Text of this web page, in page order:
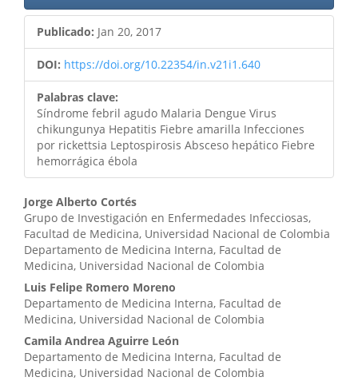
Publicado: Jan 20, 2017
DOI: https://doi.org/10.22354/in.v21i1.640
Palabras clave:
Síndrome febril agudo Malaria Dengue Virus
chikungunya Hepatitis Fiebre amarilla Infecciones
por rickettsia Leptospirosis Absceso hepático Fiebre
hemorrágica ébola
Contenido
principal
del
artículo
Jorge Alberto Cortés
Grupo de Investigación en Enfermedades Infecciosas,
Facultad de Medicina, Universidad Nacional de Colombia
Departamento de Medicina Interna, Facultad de
Medicina, Universidad Nacional de Colombia
Luis Felipe Romero Moreno
Departamento de Medicina Interna, Facultad de
Medicina, Universidad Nacional de Colombia
Camila Andrea Aguirre León
Departamento de Medicina Interna, Facultad de
Medicina, Universidad Nacional de Colombia